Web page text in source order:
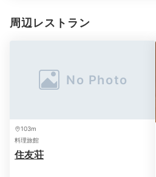
22:30
あったかバスタイム
周辺レストラン
103m
料理旅館
住友荘